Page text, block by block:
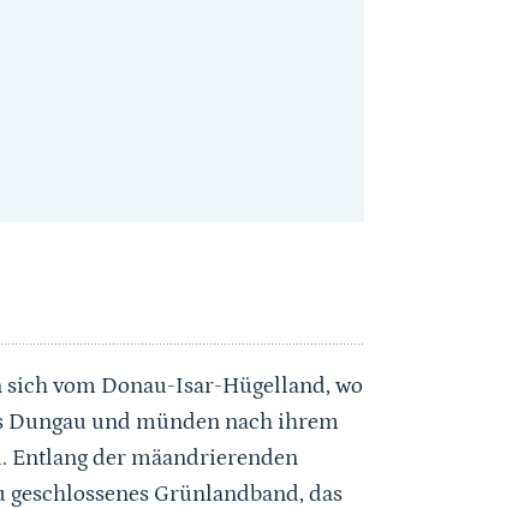
sich vom Donau-Isar-Hügelland, wo
Dungau und münden nach ihrem
Entlang der mäandrierenden
Grünlandband, das